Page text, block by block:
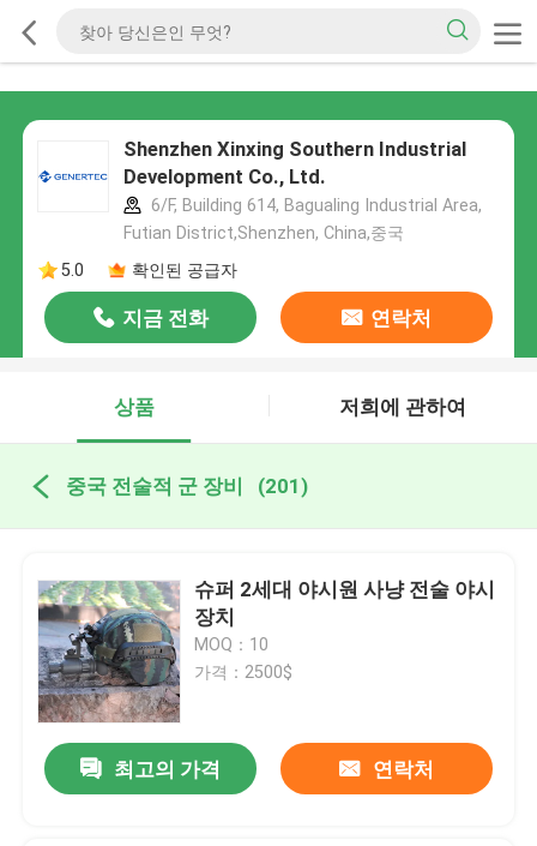
Shenzhen Xinxing Southern Industrial
Development Co., Ltd.
6/F, Building 614, Bagualing Industrial Area,
Futian District,Shenzhen, China,중국
5.0
확인된 공급자
지금 전화 연락처
상품 저희에 관하여
중국 전술적 군 장비 (201)
슈퍼 2세대 야시원 사냥 전술 야시
장치
MOQ：10
가격：2500$
최고의 가격 연락처